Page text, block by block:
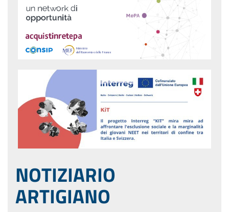
NOTIZIARIO
ARTIGIANO